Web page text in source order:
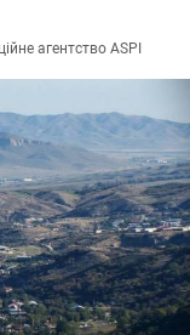
агентство ASPI